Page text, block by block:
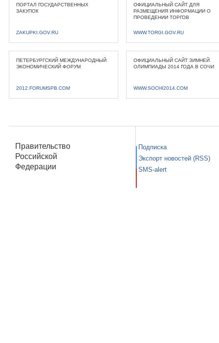
ПОРТАЛ ГОСУДАРСТВЕННЫХ
ЗАКУПОК
ZAKUPKI.GOV.RU
ОФИЦИАЛЬНЫЙ САЙТ ДЛЯ
РАЗМЕЩЕНИЯ ИНФОРМАЦИИ О
ПРОВЕДЕНИИ ТОРГОВ
WWW.TORGI.GOV.RU
ПЕТЕРБУРГСКИЙ МЕЖДУНАРОДНЫЙ
ЭКОНОМИЧЕСКИЙ ФОРУМ
2012.FORUMSPB.COM
ОФИЦИАЛЬНЫЙ САЙТ ЗИМНЕЙ
ОЛИМПИАДЫ 2014 ГОДА В СОЧИ
WWW.SOCHI2014.COM
Правительство
Российской
Федерации
Подписка
Экспорт новостей (RSS)
SMS-alert